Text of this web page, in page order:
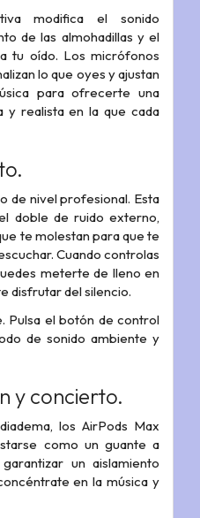
modifica el sonido
de las almohadillas y el
tu oído. Los micrófonos
lo que oyes y ajustan
para ofrecerte una
y realista en la que cada
de nivel profesional. Esta
doble de ruido externo,
te molestan para que te
Cuando controlas
meterte de lleno en
disfrutar del silencio.
Pulsa el botón de control
de sonido ambiente y
y concierto.
los AirPods Max
como un guante a
un aislamiento
en la música y